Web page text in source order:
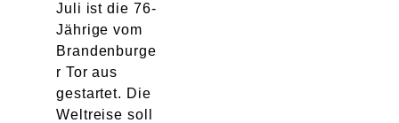
Juli ist die 76-
Jährige vom
Brandenburge
r Tor aus
gestartet. Die
Weltreise soll